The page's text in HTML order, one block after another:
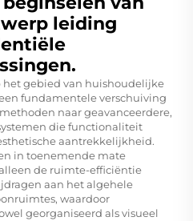
leiding
het gebied van huishoudelijke
fundamentele verschuiving
naar geavanceerdere,
die functionaliteit
aantrekkelijkheid.
in toenemende mate
de ruimte-efficiëntie
aan het algehele
waardoor
georganiseerd als visueel